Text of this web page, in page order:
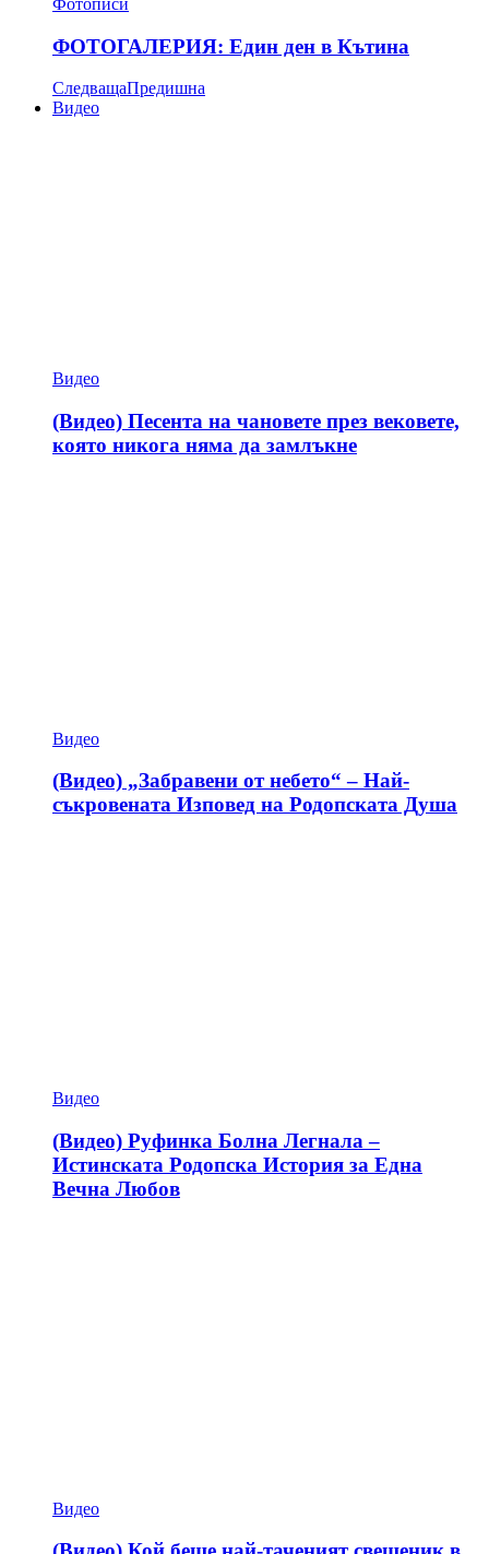
ФОТОГАЛЕРИЯ: Един ден в Кътина
СледващаПредишна
Видео
Видео
(Видео) Песента на чановете през вековете,
която никога няма да замлъкне
Видео
(Видео) „Забравени от небето“ – Най-
съкровената Изповед на Родопската Душа
Видео
(Видео) Руфинка Болна Легнала –
Истинската Родопска История за Една
Вечна Любов
Видео